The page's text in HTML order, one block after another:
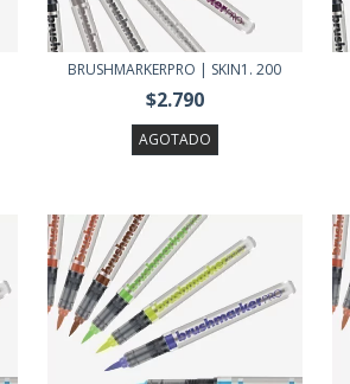
BRUSHMARKERPRO | SKIN1. 200
$2.790
AGOTADO